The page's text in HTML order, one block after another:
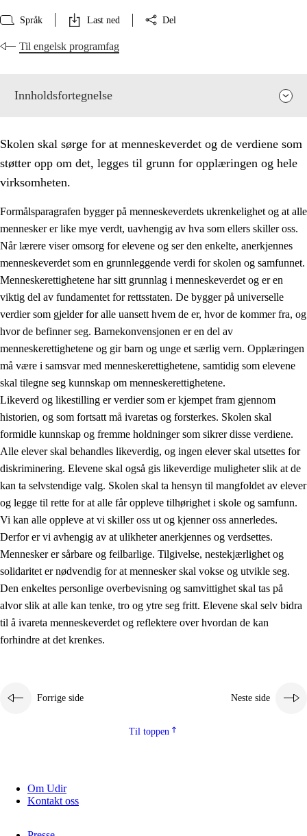
Språk Last ned Del
Til engelsk programfag
Innholdsfortegnelse
1. Opplæringens verdigrunnlag
1.1 Menneskeverdet
1.2 Identitet og kulturelt mangfold
1.3 Kritisk tenkning og etisk bevissthet
1.4 Skaperglede, engasjement og utforskertrang
1.5 Respekt for naturen og miljøbevissthet
1.6 Demokrati og medvirkning
Skolen skal sørge for at menneskeverdet og de verdiene som
støtter opp om det, legges til grunn for opplæringen og hele
virksomheten.
Formålsparagrafen bygger på menneskeverdets ukrenkelighet og at alle
mennesker er like mye verdt, uavhengig av hva som ellers skiller oss.
Når lærere viser omsorg for elevene og ser den enkelte, anerkjennes
menneskeverdet som en grunnleggende verdi for skolen og samfunnet.
Menneskerettighetene har sitt grunnlag i menneskeverdet og er en
viktig del av fundamentet for rettsstaten. De bygger på universelle
verdier som gjelder for alle uansett hvem de er, hvor de kommer fra, og
hvor de befinner seg. Barnekonvensjonen er en del av
menneskerettighetene og gir barn og unge et særlig vern. Opplæringen
må være i samsvar med menneskerettighetene, samtidig som elevene
skal tilegne seg kunnskap om menneskerettighetene.
Likeverd og likestilling er verdier som er kjempet fram gjennom
historien, og som fortsatt må ivaretas og forsterkes. Skolen skal
formidle kunnskap og fremme holdninger som sikrer disse verdiene.
Alle elever skal behandles likeverdig, og ingen elever skal utsettes for
diskriminering. Elevene skal også gis likeverdige muligheter slik at de
kan ta selvstendige valg. Skolen skal ta hensyn til mangfoldet av elever
og legge til rette for at alle får oppleve tilhørighet i skole og samfunn.
Vi kan alle oppleve at vi skiller oss ut og kjenner oss annerledes.
Derfor er vi avhengig av at ulikheter anerkjennes og verdsettes.
Mennesker er sårbare og feilbarlige. Tilgivelse, nestekjærlighet og
solidaritet er nødvendig for at mennesker skal vokse og utvikle seg.
Den enkeltes personlige overbevisning og samvittighet skal tas på
alvor slik at alle kan tenke, tro og ytre seg fritt. Elevene skal selv bidra
til å ivareta menneskeverdet og reflektere over hvordan de kan
forhindre at det krenkes.
Forrige side Neste side
Til toppen
Om Udir
Kontakt oss